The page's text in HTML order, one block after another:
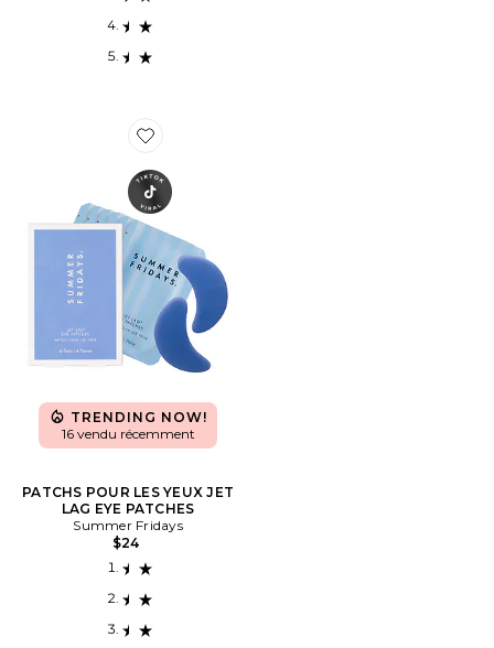
Favorite PATCHS POUR LES YEUX JET LAG EYE
TRENDING NOW!
16 vendu récemment
PATCHS POUR LES YEUX JET
LAG EYE PATCHES
Summer Fridays
$24